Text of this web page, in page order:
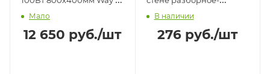
черный
Мало
12 650 руб./шт
универсальное 40x55мм
1" САНАКС хром
В наличии
276руб./шт